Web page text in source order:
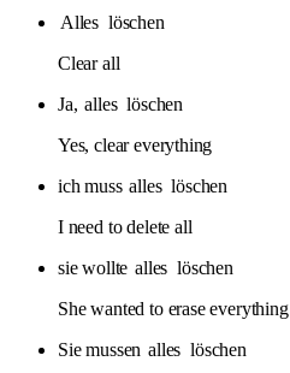
Alles löschen
Clear all
Ja, alles löschen
Yes, clear everything
ich muss alles löschen
I need to delete all
sie wollte alles löschen
She wanted to erase everything
Sie mussen alles löschen